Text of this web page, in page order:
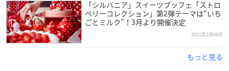
「シルバニア」スイーツブッフェ「ストロ
ベリーコレクション」第2弾テーマは“いち
ごとミルク”！3月より開催決定
2021年2月09日
もっと見る